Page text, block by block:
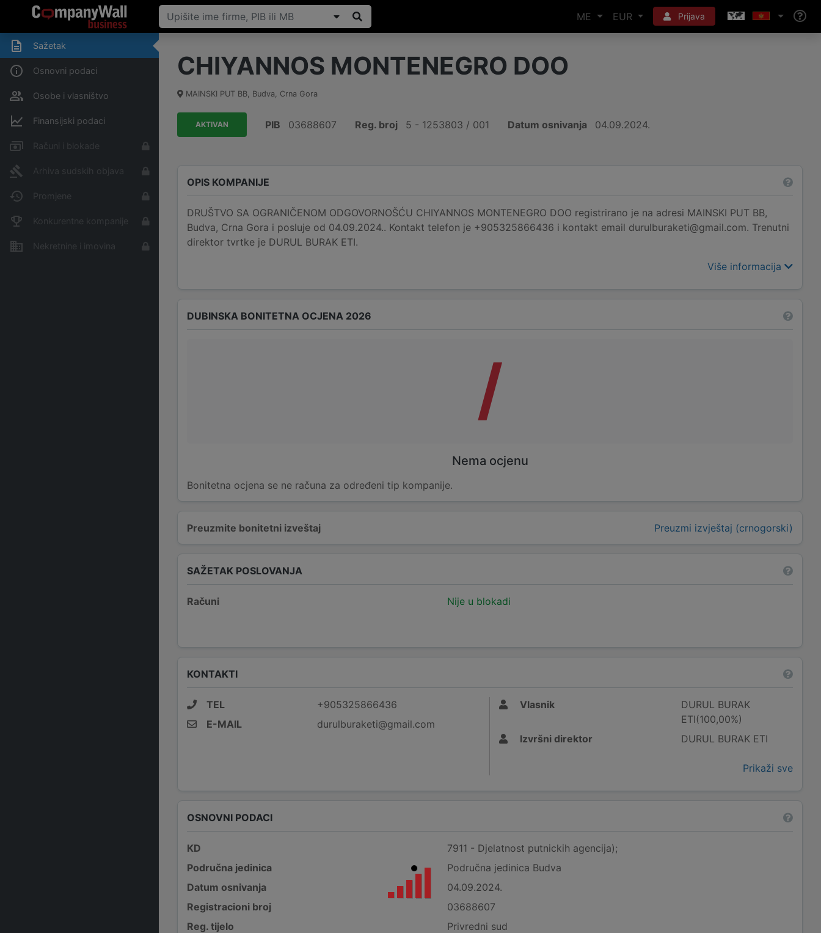
ME EUR Prijava
Sažetak
Osnovni podaci
Osobe i vlasništvo
Finansijski podaci
Računi i blokade
Arhiva sudskih objava
Promjene
Konkurentne kompanije
Nekretnine i imovina
CHIYANNOS MONTENEGRO DOO
MAINSKI PUT BB, Budva, Crna Gora
AKTIVAN PIB 03688607 Reg. broj 5 - 1253803 / 001 Datum osnivanja 04.09.2024.
OPIS KOMPANIJE
DRUŠTVO SA OGRANIČENOM ODGOVORNOŠĆU CHIYANNOS MONTENEGRO DOO registrirano je na adresi MAINSKI PUT BB,
Budva, Crna Gora i posluje od 04.09.2024.. Kontakt telefon je +905325866436 i kontakt email durulburaketi@gmail.com. Trenutni
direktor tvrtke je DURUL BURAK ETI.
Više informacija
Preuzmite bonitetni izveštaj Preuzmi izvještaj (crnogorski)
DUBINSKA BONITETNA OCJENA 2026
/
Nema ocjenu
Bonitetna ocjena se ne računa za određeni tip kompanije.
SAŽETAK POSLOVANJA
Računi Nije u blokadi
KONTAKTI
TEL
+905325866436
E-MAIL
durulburaketi@gmail.com
Vlasnik
DURUL BURAK
ETI(100,00%)
Izvršni direktor
DURUL BURAK ETI
Prikaži sve
OSNOVNI PODACI
KD
7911 - Djelatnost putnickih agencija);
Područna jedinica
Područna jedinica Budva
Datum osnivanja
04.09.2024.
Registracioni broj
03688607
Reg. tijelo
Privredni sud